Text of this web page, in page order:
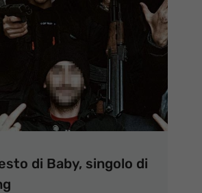
di Baby, singolo di